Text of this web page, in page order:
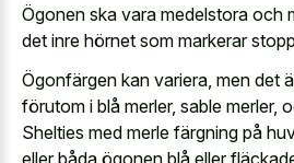
Ögonen ska vara medelstora och
det inre hörnet som markerar
Ögonfärgen kan variera, men det
förutom i blå merler, sable merler,
Shelties med merle färgning på